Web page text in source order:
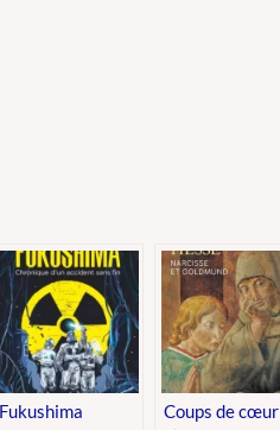
Fukushima
Coups de cœur